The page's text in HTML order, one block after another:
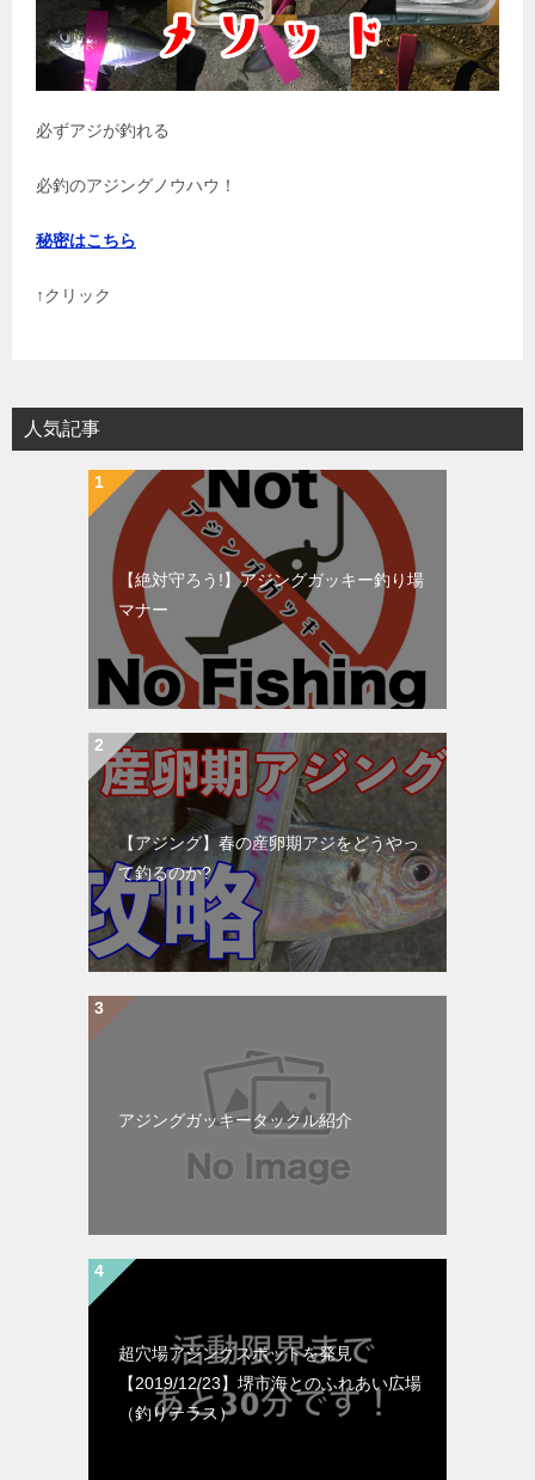
必ずアジが釣れる
必釣のアジングノウハウ！
秘密はこちら
↑クリック
人気記事
【絶対守ろう!】アジングガッキー釣り場
マナー
【アジング】春の産卵期アジをどうやっ
て釣るのか?
アジングガッキータックル紹介
超穴場アジングスポットを発見
【2019/12/23】堺市海とのふれあい広場
（釣りテラス）